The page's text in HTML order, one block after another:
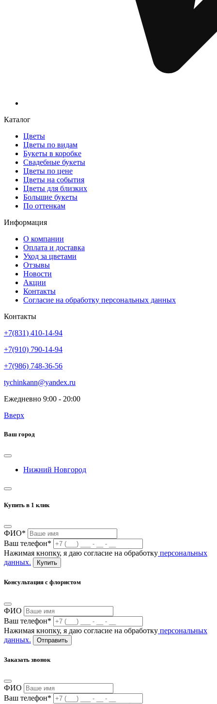
Каталог
Цветы
Цветы по видам
Букеты в коробке
Свадебные букеты
Цветы по цене
Цветы на события
Цветы для близких
Большие букеты
По оттенкам
Информация
О компании
Оплата и доставка
Уход за цветами
Отзывы
Новости
Акции
Контакты
Согласие на обработку персональных данных
Контакты
+7(831) 410-14-94
+7(910) 790-14-94
+7(986) 748-36-56
tychinkann@yandex.ru
Ежедневно 9:00 - 20:00
Вверх
Ваш город
Нижний Новгород
Купить в 1 клик
ФИО*
Ваш телефон*
Нажимая кнопку, я даю согласие на обработку персональных
данных.
Купить
Консультация с флористом
ФИО
Ваш телефон*
Нажимая кнопку, я даю согласие на обработку персональных
данных.
Отправить
Заказать звонок
ФИО
Ваш телефон*